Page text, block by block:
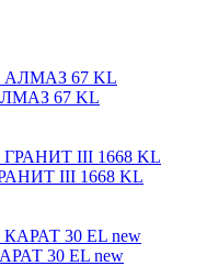
67 KL
III 1668 KL
30 EL new